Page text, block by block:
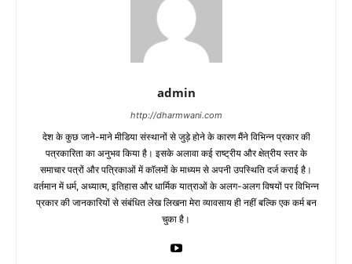
admin
http://dharmwani.com
देश के कुछ जाने-माने मीडिया संस्थानों से जुड़े होने के कारण मैंने विभिन्न प्रकार की
पत्रकारिता का अनुभव किया है। इसके अलावा कई राष्ट्रीय और क्षेत्रीय स्तर के
समाचार पत्रों और पत्रिकाओं में काॅलमों के माध्यम से अपनी उपस्थिति दर्ज कराई है।
वर्तमान में धर्म, अध्यात्म, इतिहास और धार्मिक यात्राओं के अलग-अलग विषयों पर विभिन्न
प्रकार की जानकारियों से संबंधित लेख लिखना मेरा व्यावसाय ही नहीं बल्कि एक कर्म बन
चुका है।